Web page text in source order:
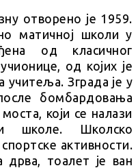
отворено је 1959.
матичној школи у
од класичног
од којих је
учитеља. Зграда је у
бомбардовања
који се налази
школе. Школско
активности.
дрва, тоалет је ван